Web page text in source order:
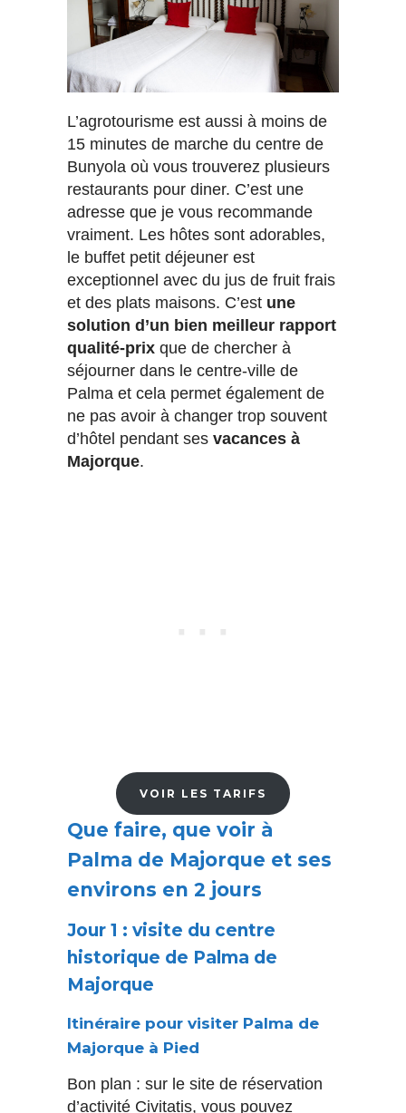
L’agrotourisme est aussi à moins de
15 minutes de marche du centre de
Bunyola où vous trouverez plusieurs
restaurants pour diner. C’est une
adresse que je vous recommande
vraiment. Les hôtes sont adorables,
le buffet petit déjeuner est
exceptionnel avec du jus de fruit frais
et des plats maisons. C’est une
solution d’un bien meilleur rapport
qualité-prix que de chercher à
séjourner dans le centre-ville de
Palma et cela permet également de
ne pas avoir à changer trop souvent
d’hôtel pendant ses vacances à
Majorque.
VOIR LES TARIFS
Que faire, que voir à
Palma de Majorque et ses
environs en 2 jours
Jour 1 : visite du centre
historique de Palma de
Majorque
Itinéraire pour visiter Palma de
Majorque à Pied
Bon plan : sur le site de réservation
d’activité Civitatis, vous pouvez